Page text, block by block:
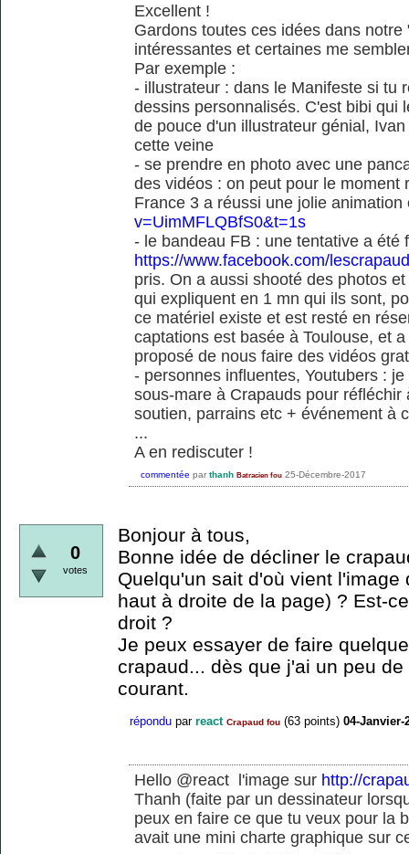
Excellent !
Gardons toutes ces idées dans
intéressantes et certaines me
Par exemple :
- illustrateur : dans le Manifeste si tu
dessins personnalisés. C'est bibi qui
de pouce d'un illustrateur génial,
cette veine
- se prendre en photo avec une
des vidéos : on peut pour le moment
France 3 a réussi une jolie
v=UimMFLQBfS0&t=1s
- le bandeau FB : une tentative a été
https://www.facebook.com/
pris. On a aussi shooté des photos
qui expliquent en 1 mn qui ils sont,
ce matériel existe et est resté en
captations est basée à Toulouse, et
proposé de nous faire des vidéos
- personnes influentes, Youtubers :
sous-mare à Crapauds pour
soutien, parrains etc + événement à
...
A en rediscuter !
commentée par thanh Batracien fou 25-Décembre-2017
0
votes
Bonjour à tous,
Bonne idée de décliner le
Quelqu'un sait d'où vient
haut à droite de la page) ? Est-
droit ?
Je peux essayer de faire
crapaud... dès que j'ai un peu
courant.
répondu par react Crapaud fou (63 points) 04-Janvier-
Hello @react l'image sur http://
Thanh (faite par un dessinateur
peux en faire ce que tu veux pour la
avait une mini charte graphique sur